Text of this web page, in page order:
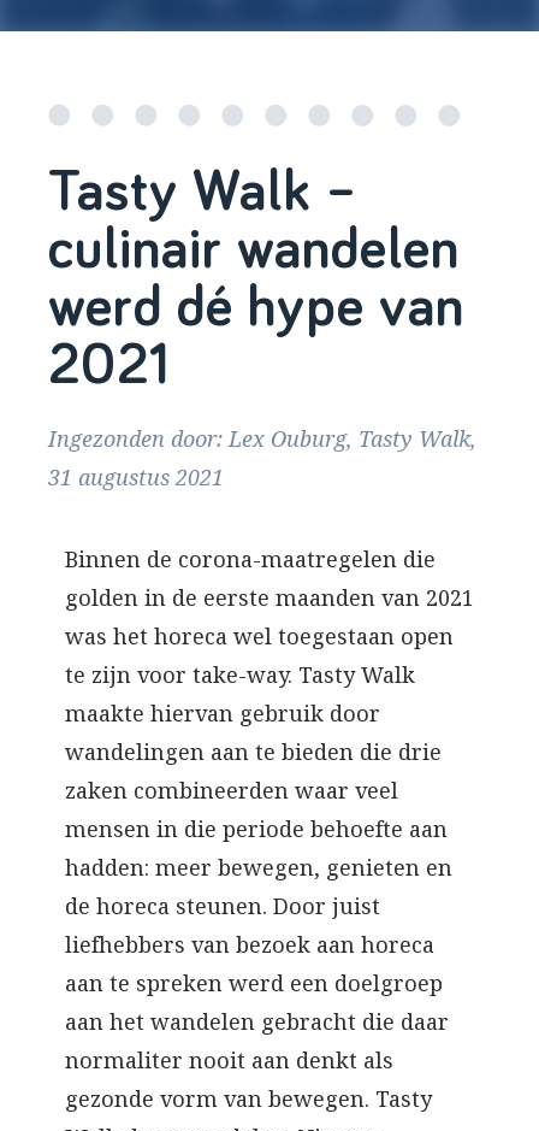
Tasty Walk –
culinair wandelen
werd dé hype van
2021
Ingezonden door: Lex Ouburg, Tasty Walk,
31 augustus 2021
Binnen de corona-maatregelen die
golden in de eerste maanden van 2021
was het horeca wel toegestaan open
te zijn voor take-way. Tasty Walk
maakte hiervan gebruik door
wandelingen aan te bieden die drie
zaken combineerden waar veel
mensen in die periode behoefte aan
hadden: meer bewegen, genieten en
de horeca steunen. Door juist
liefhebbers van bezoek aan horeca
aan te spreken werd een doelgroep
aan het wandelen gebracht die daar
normaliter nooit aan denkt als
gezonde vorm van bewegen. Tasty